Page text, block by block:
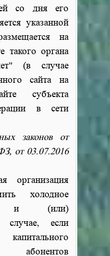
со дня его
указанной
на
такого органа
(в случае
сайта на
субъекта
в сети
законов от
от 03.07.2016
организация
холодное
и (или)
случае, если
абонентов